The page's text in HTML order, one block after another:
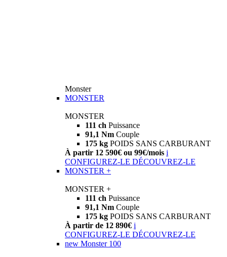
Monster
MONSTER
MONSTER
111 ch Puissance
91,1 Nm Couple
175 kg POIDS SANS CARBURANT
À partir 12 590€ ou 99€/mois i
CONFIGUREZ-LE DÉCOUVREZ-LE
MONSTER +
MONSTER +
111 ch Puissance
91,1 Nm Couple
175 kg POIDS SANS CARBURANT
À partir de 12 890€ i
CONFIGUREZ-LE DÉCOUVREZ-LE
new Monster 100